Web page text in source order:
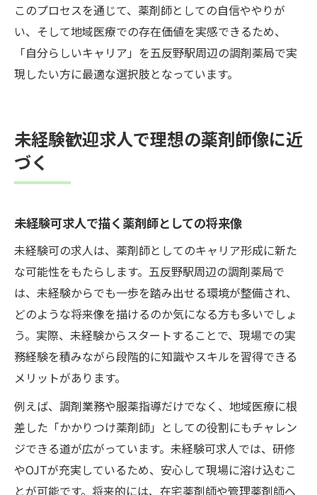
このプロセスを通じて、薬剤師としての自信ややりが
い、そして地域医療での存在価値を実感できるため、
「自分らしいキャリア」を五反野駅周辺の調剤薬局で実
現したい方に最適な選択肢となっています。
未経験歓迎求人で理想の薬剤師像に近
づく
未経験可求人で描く薬剤師としての将来像
未経験可の求人は、薬剤師としてのキャリア形成に新た
な可能性をもたらします。五反野駅周辺の調剤薬局で
は、未経験からでも一歩を踏み出せる環境が整備され、
どのような将来像を描けるのか気になる方も多いでしょ
う。実際、未経験からスタートすることで、現場での実
務経験を積みながら段階的に知識やスキルを習得できる
メリットがあります。
例えば、調剤業務や服薬指導だけでなく、地域医療に根
差した「かかりつけ薬剤師」としての役割にもチャレン
ジできる道が広がっています。未経験可求人では、研修
やOJTが充実しているため、安心して現場に溶け込むこ
とが可能です。将来的には、在宅薬剤師や管理薬剤師へ